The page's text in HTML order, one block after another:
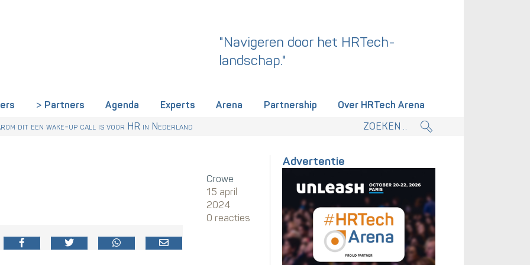
"Navigeren door het HRTech-
landschap."
Partners Agenda Experts Arena Partnership
Over HRTech Arena
kabinet. Skills-gerichte arbeidsmarkt onderdeel actieplan.
nu al regelen
een gemeenschappelijke skillstaal nodig heeft
dit een wake-up call is voor HR in Nederland
Crowe
15 april
2024
0 reacties
Advertentie